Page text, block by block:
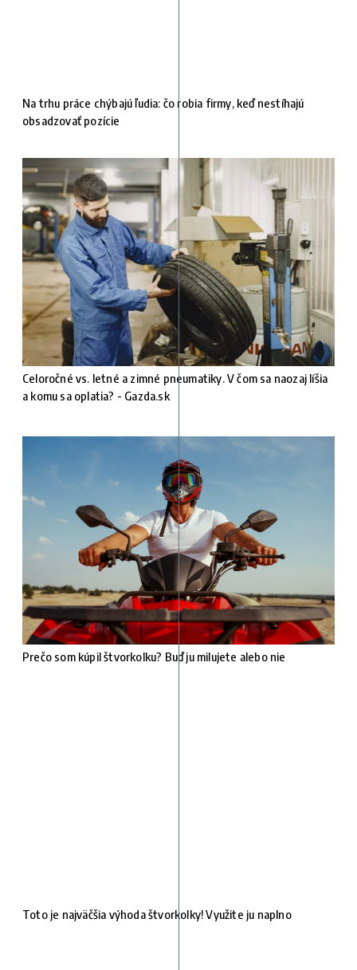
Na trhu práce chýbajú ľudia: čo robia firmy, keď nestíhajú
obsadzovať pozície
Celoročné vs. letné a zimné pneumatiky. V čom sa naozaj líšia
a komu sa oplatia? - Gazda.sk
Prečo som kúpil štvorkolku? Buď ju milujete alebo nie
Toto je najväčšia výhoda štvorkolky! Využite ju naplno